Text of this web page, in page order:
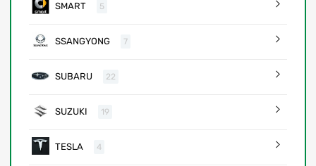
SMART 5
SSANGYONG 7
SUBARU 22
SUZUKI 19
TESLA 4